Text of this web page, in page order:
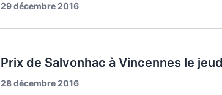
29 décembre 2016
Prix de Salvonhac à Vincennes le
28 décembre 2016